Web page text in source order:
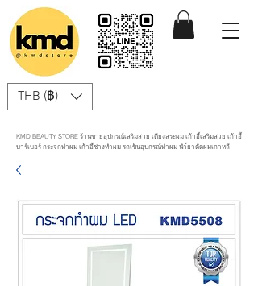
THB (฿)
KMD BEAUTY STORE ร้านขายอุปกรณ์เสริมสวย เตียงสระผม เก้าอี้เสริมสวย เก้าอี้
บาร์เบอร์ กระจกทำผม เก้าอี้ช่างทำผม รถเข็นอุปกรณ์ทำผม นำ้ยาดัดผมเกาหลี